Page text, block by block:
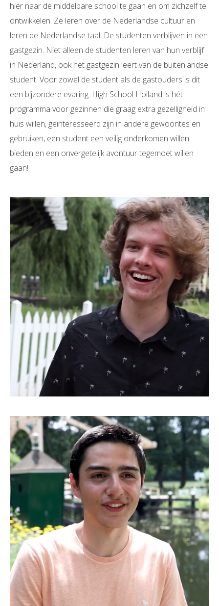
hier naar de middelbare school te gaan en om zichzelf te
ontwikkelen. Ze leren over de Nederlandse cultuur en
leren de Nederlandse taal. De studenten verblijven in een
gastgezin. Niet alleen de studenten leren van hun verblijf
in Nederland, ook het gastgezin leert van de buitenlandse
student. Voor zowel de student als de gastouders is dit
een bijzondere evaring. High School Holland is hét
programma voor gezinnen die graag extra gezelligheid in
huis willen, geïnteresseerd zijn in andere gewoontes en
gebruiken, een student een veilig onderkomen willen
bieden en een onvergetelijk avontuur tegemoet willen
gaan!